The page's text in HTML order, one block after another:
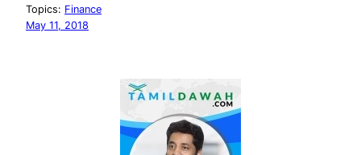
Topics: Finance
May 11, 2018